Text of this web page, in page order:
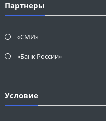
Партнеры
«СМИ»
«Банк России»
Условие